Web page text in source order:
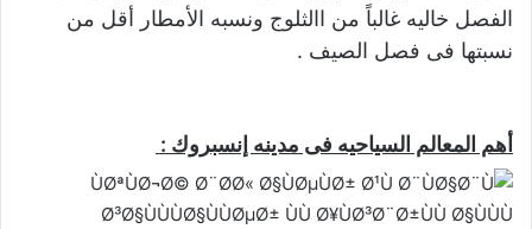
الفصل خاليه غالباً من االثلوج ونسبه الأمطار أقل من
نسبتها فى فصل الصيف .
أهم المعالم السياحيه فى مدينه إنسبروك :